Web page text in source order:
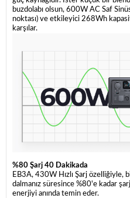
buzdolabı olsun, 600W AC Saf
noktası) ve etkileyici 268Wh
karşılar.
%80 Şarj 40 Dakikada
EB3A, 430W Hızlı Şarj özelliğiyle,
dalmanız süresince %80'e kadar
enerjiyi anında temin eder.